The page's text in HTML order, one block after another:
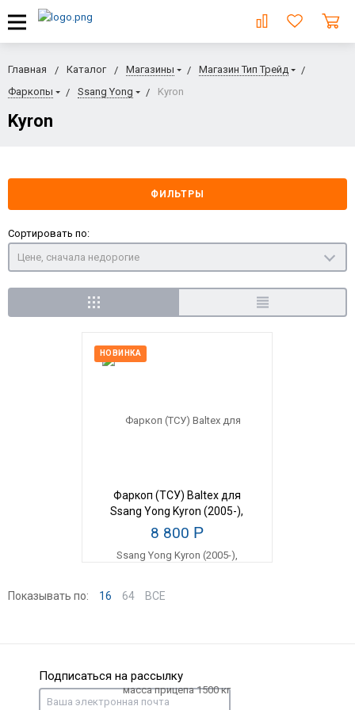
Главная Каталог Магазины
Магазин Тип Трейд
Фаркопы
Ssang Yong Kyron
Kyron
ФИЛЬТРЫ
Сортировать по:
Цене, сначала недорогие
НОВИНКА
Фаркоп (ТСУ) Baltex для
Ssang Yong Kyron (2005-),
масса прицепа 1500 кг
8 800 Р
Показывать по: 16 64 ВСЕ
Подписаться на рассылку